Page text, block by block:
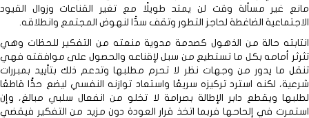
مانع غير مسألة وقت لن يمتد طويلًا مع تغير القناعات وزوال القيود
الاجتماعية الضاغطة لحاجز التطور وتقف سدًّا لنهوض المجتمع وانطلاقه.
انتابته حالة من الذهول كصدمة مدوية منعته من التفكير للحظات وهي
تثرثر أمامه بكل ما تستطيع من سبل لإقناعه والحصول على موافقته فهي
تنقل ما يدور من وجهات نظر لا تحرم مطلبها وتدعم ذلك بتأييد بمبررات
شرعية، لكنه استرد تركيزه سريعًا واستعاد توازنه النفسي ليضع حدًّا قاطعًا
لطلبها ويقطع دابر الإطالة بصرامة لا تخلو من انفعال سلبي مبالغ، وإن
استمرت في إلحاحها فربما اتخذ قرار العودة دون مزيد من التفكير فيقضي